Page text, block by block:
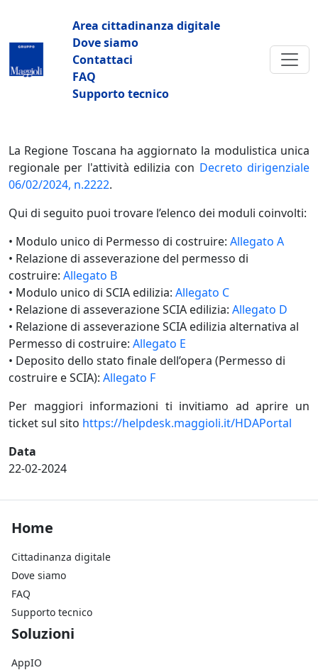
Navigazione principale
Area cittadinanza digitale
Dove siamo
Contattaci
FAQ
Supporto tecnico
La Regione Toscana ha aggiornato la modulistica unica
regionale per l'attività edilizia con Decreto dirigenziale
06/02/2024, n.2222.
Qui di seguito puoi trovare l’elenco dei moduli coinvolti:
• Modulo unico di Permesso di costruire: Allegato A
• Relazione di asseverazione del permesso di
costruire: Allegato B
• Modulo unico di SCIA edilizia: Allegato C
• Relazione di asseverazione SCIA edilizia: Allegato D
• Relazione di asseverazione SCIA edilizia alternativa al
Permesso di costruire: Allegato E
• Deposito dello stato finale dell’opera (Permesso di
costruire e SCIA): Allegato F
Per maggiori informazioni ti invitiamo ad aprire un
ticket sul sito https://helpdesk.maggioli.it/HDAPortal
Data
22-02-2024
Footer Home
Home
Cittadinanza digitale
Dove siamo
FAQ
Supporto tecnico
Footer Soluzioni
Soluzioni
AppIO